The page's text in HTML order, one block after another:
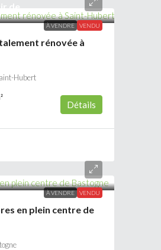
À VENDRE VENDU
de
rénovée à
Hubert
Détails
À VENDRE VENDU
en plein centre de